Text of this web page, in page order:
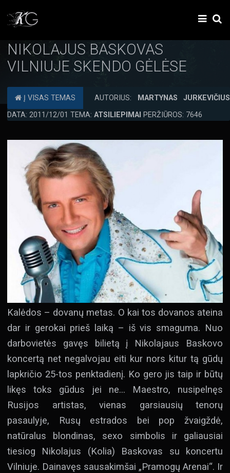
NIKOLAJUS BASKOVAS
VILNIUJE SKENDO GĖLĖSE
Į VISAS TEMAS AUTORIUS:
MARTYNAS JURKEVIČIUS
DATA: 2011/12/01 TEMA: ATSILIEPIMAI PERŽIŪROS: 7646
Kalėdos – dovanų metas. O kai tos dovanos ateina
dar ir gerokai prieš laiką – iš vis smaguma. Nuo
darbovietės gavęs bilietą į Nikolajaus Baskovo
koncertą net negalvojau eiti kur nors kitur tą gūdų
lapkričio 25-tos penktadienį. Ko gero jis taip ir būtų
likęs toks gūdus jei ne… Maestro, nusipelnęs
Rusijos artistas, vienas garsiausių tenorų
pasaulyje, Rusų estrados bei pop žvaigždė,
natūralus blondinas, sexo simbolis ir galiausiai
tiesiog Nikolajus (Kolia) Baskovas su koncertu
Vilniuje. Dainavęs sausakimšai „Pramogų Arenai“. Ir